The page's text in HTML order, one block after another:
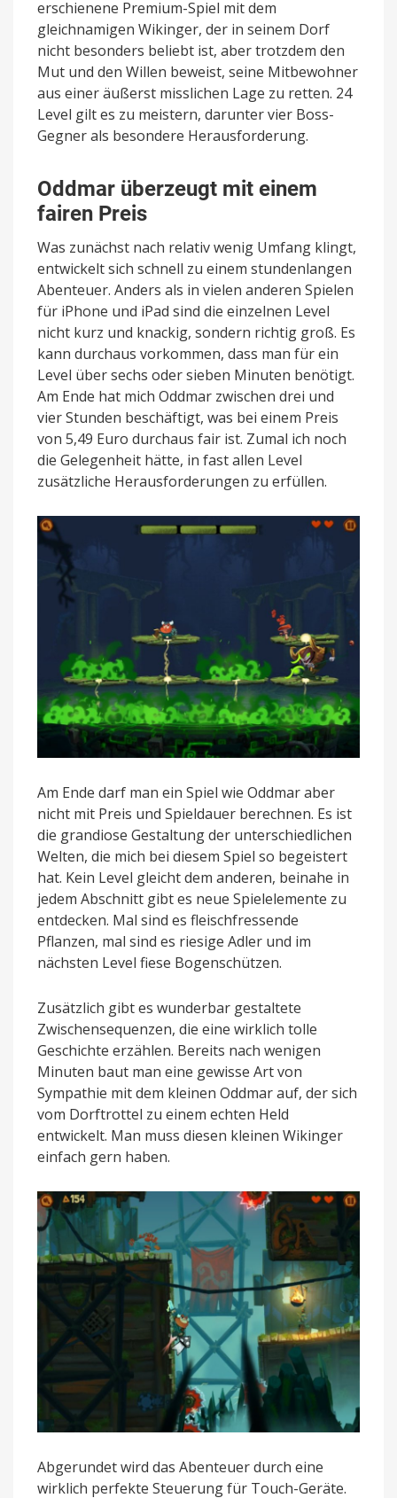
erschienene Premium-Spiel mit dem
gleichnamigen Wikinger, der in seinem Dorf
nicht besonders beliebt ist, aber trotzdem den
Mut und den Willen beweist, seine Mitbewohner
aus einer äußerst misslichen Lage zu retten. 24
Level gilt es zu meistern, darunter vier Boss-
Gegner als besondere Herausforderung.
Oddmar überzeugt mit einem
fairen Preis
Was zunächst nach relativ wenig Umfang klingt,
entwickelt sich schnell zu einem stundenlangen
Abenteuer. Anders als in vielen anderen Spielen
für iPhone und iPad sind die einzelnen Level
nicht kurz und knackig, sondern richtig groß. Es
kann durchaus vorkommen, dass man für ein
Level über sechs oder sieben Minuten benötigt.
Am Ende hat mich Oddmar zwischen drei und
vier Stunden beschäftigt, was bei einem Preis
von 5,49 Euro durchaus fair ist. Zumal ich noch
die Gelegenheit hätte, in fast allen Level
zusätzliche Herausforderungen zu erfüllen.
Am Ende darf man ein Spiel wie Oddmar aber
nicht mit Preis und Spieldauer berechnen. Es ist
die grandiose Gestaltung der unterschiedlichen
Welten, die mich bei diesem Spiel so begeistert
hat. Kein Level gleicht dem anderen, beinahe in
jedem Abschnitt gibt es neue Spielelemente zu
entdecken. Mal sind es fleischfressende
Pflanzen, mal sind es riesige Adler und im
nächsten Level fiese Bogenschützen.
Zusätzlich gibt es wunderbar gestaltete
Zwischensequenzen, die eine wirklich tolle
Geschichte erzählen. Bereits nach wenigen
Minuten baut man eine gewisse Art von
Sympathie mit dem kleinen Oddmar auf, der sich
vom Dorftrottel zu einem echten Held
entwickelt. Man muss diesen kleinen Wikinger
einfach gern haben.
Abgerundet wird das Abenteuer durch eine
wirklich perfekte Steuerung für Touch-Geräte.